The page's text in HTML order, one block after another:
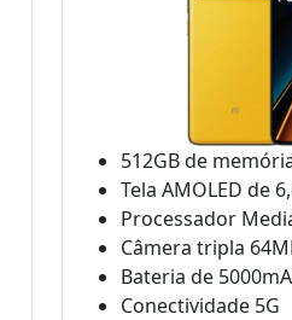
512GB de
Tela AMOLED de
Processador
Câmera tripla
Bateria de
Conectividade 5G